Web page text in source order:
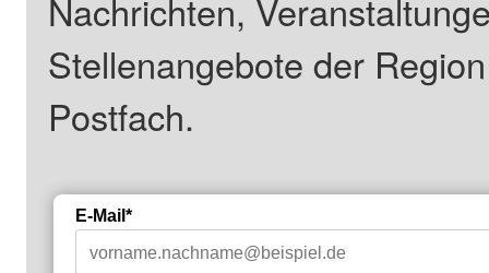
Nachrichten,
Stellenangebote der
Postfach.
E-Mail*